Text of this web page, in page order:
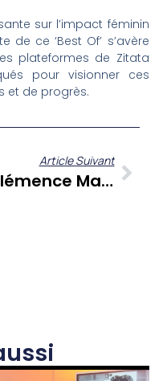
sur l’impact féminin
ce ‘Best Of’ s’avère
plateformes de Zitata
pour visionner ces
et de progrès.
Article Suivant
Clémence Mahogany : Quand Une Psychologue Explore L’attente Et L’écriture Dans “A Coeur Ouvert”